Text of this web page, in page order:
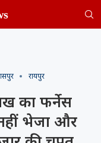
रायपुर
का फर्नेस
भेजा और